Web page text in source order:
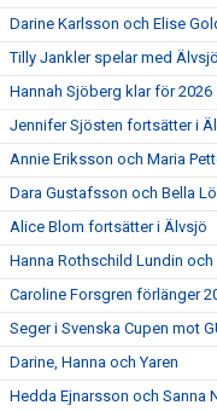
Darine Karlsson och Elise
Tilly Jankler spelar med
Hannah Sjöberg klar för 2026
Jennifer Sjösten fortsätter i
Annie Eriksson och Maria
Dara Gustafsson och Bella
Alice Blom fortsätter i Älvsjö
Hanna Rothschild Lundin
Caroline Forsgren förlänger
Seger i Svenska Cupen mot
Darine, Hanna och Yaren
Hedda Ejnarsson och Sanna